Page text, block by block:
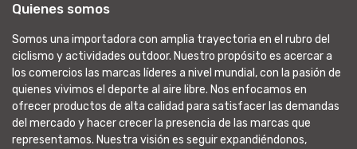
Quienes somos
Somos una importadora con amplia trayectoria en el rubro del
ciclismo y actividades outdoor. Nuestro propósito es acercar a
los comercios las marcas líderes a nivel mundial, con la pasión de
quienes vivimos el deporte al aire libre. Nos enfocamos en
ofrecer productos de alta calidad para satisfacer las demandas
del mercado y hacer crecer la presencia de las marcas que
representamos. Nuestra visión es seguir expandiéndonos,